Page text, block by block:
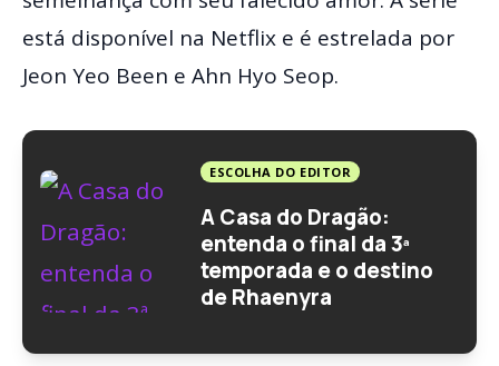
está disponível na Netflix e é estrelada por
Jeon Yeo Been e Ahn Hyo Seop.
ESCOLHA DO EDITOR
A Casa do Dragão:
entenda o final da 3ª
temporada e o destino
de Rhaenyra